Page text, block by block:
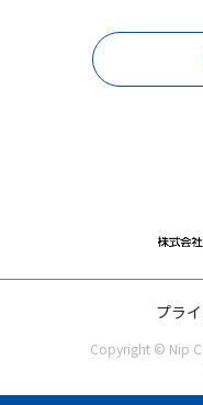
プラ
Copyright © Nip